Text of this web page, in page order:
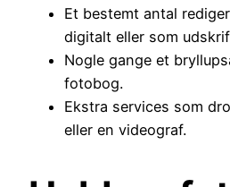
Et bestemt antal
digitalt eller som
Nogle gange et
fotobog.
Ekstra services som
eller en videograf.